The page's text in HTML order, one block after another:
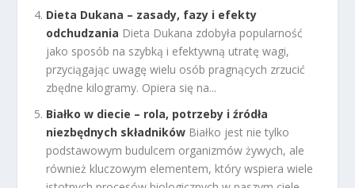
Dieta Dukana – zasady, fazy i efekty
odchudzania Dieta Dukana zdobyła popularność
jako sposób na szybką i efektywną utratę wagi,
przyciągając uwagę wielu osób pragnących zrzucić
zbędne kilogramy. Opiera się na...
Białko w diecie – rola, potrzeby i źródła
niezbędnych składników Białko jest nie tylko
podstawowym budulcem organizmów żywych, ale
również kluczowym elementem, który wspiera wiele